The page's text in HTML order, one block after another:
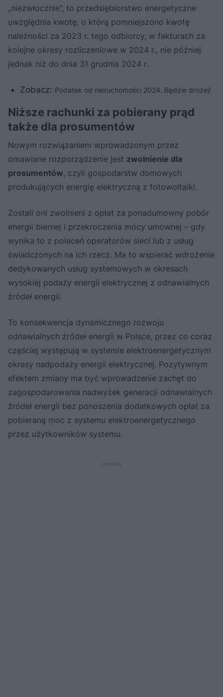
„niezwłocznie”, to przedsiębiorstwo energetyczne
uwzględnia kwotę, o którą pomniejszono kwotę
należności za 2023 r. tego odbiorcy, w fakturach za
kolejne okresy rozliczeniowe w 2024 r., nie później
jednak niż do dnia 31 grudnia 2024 r.
Zobacz: Podatek od nieruchomości 2024. Będzie drożej!
Niższe rachunki za pobierany prąd
także dla prosumentów
Nowym rozwiązaniem wprowadzonym przez
omawiane rozporządzenie jest zwolnienie dla
prosumentów, czyli gospodarstw domowych
produkujących energię elektryczną z fotowoltaiki.
Zostali oni zwolnieni z opłat za ponadumowny pobór
energii biernej i przekroczenia mocy umownej – gdy
wynika to z poleceń operatorów sieci lub z usług
świadczonych na ich rzecz. Ma to wspierać wdrożenie
dedykowanych usług systemowych w okresach
wysokiej podaży energii elektrycznej z odnawialnych
źródeł energii.
To konsekwencja dynamicznego rozwoju
odnawialnych źródeł energii w Polsce, przez co coraz
częściej występują w systemie elektroenergetycznym
okresy nadpodaży energii elektrycznej. Pozytywnym
efektem zmiany ma być wprowadzenie zachęt do
zagospodarowania nadwyżek generacji odnawialnych
źródeł energii bez ponoszenia dodatkowych opłat za
pobieraną moc z systemu elektroenergetycznego
przez użytkowników systemu.